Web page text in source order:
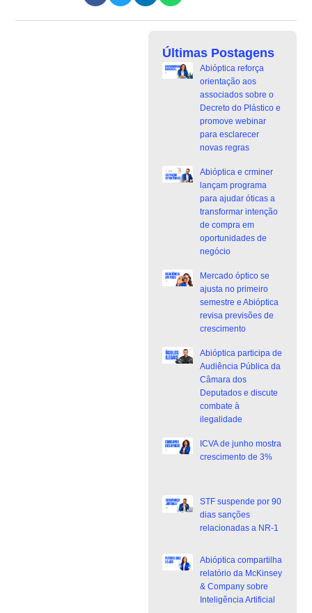
Últimas Postagens
Abióptica reforça
orientação aos
associados sobre o
Decreto do Plástico e
promove webinar
para esclarecer
novas regras
Abióptica e crminer
lançam programa
para ajudar óticas a
transformar intenção
de compra em
oportunidades de
negócio
Mercado óptico se
ajusta no primeiro
semestre e Abióptica
revisa previsões de
crescimento
Abióptica participa de
Audiência Pública da
Câmara dos
Deputados e discute
combate à
ilegalidade
ICVA de junho mostra
crescimento de 3%
STF suspende por 90
dias sanções
relacionadas a NR-1
Abióptica compartilha
relatório da McKinsey
& Company sobre
Inteligência Artificial